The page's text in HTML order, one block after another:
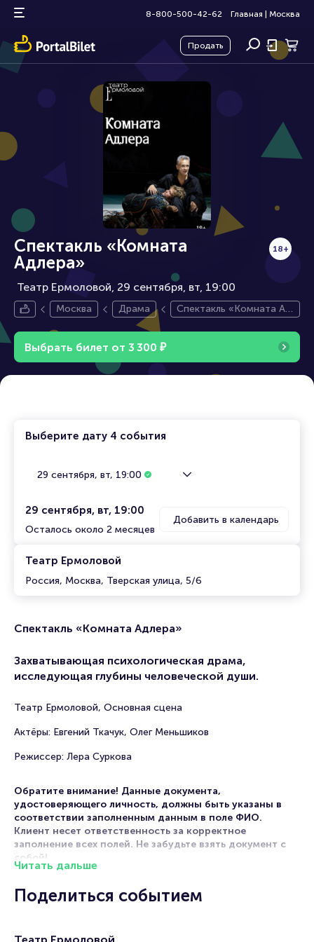
8-800-500-42-62 Главная Москва
Продать
Спектакль «Комната
Адлера»
Театр Ермоловой, 29 сентября
18+
вт, 19:00
Москва Драма
Спектакль «Комната Ад
Выбрать билет от 3 300 ₽
Выберите дату 4 события
29 сентября, вт, 19:00
29 сентября, вт, 19:00
Осталось около 2 месяцев
Добавить в календарь
Театр Ермоловой
Россия, Москва, Тверская улица, 5/6
Спектакль «Комната Адлера»
Захватывающая психологическая драма,
исследующая глубины человеческой души.
Театр Ермоловой, Основная сцена
Актёры: Евгений Ткачук, Олег Меньшиков
Режиссер: Лера Суркова
Обратите внимание! Данные документа,
удостоверяющего личность, должны быть указаны в
соответствии заполненным данным в поле ФИО.
Клиент несет ответственность за корректное
заполнение всех полей. Не забудьте взять документ с
собой!
но и символом защищенности личной жизни. В пьесе
психического расстройства. В центре сюжета — психолог
Читать дальше
Поделиться событием